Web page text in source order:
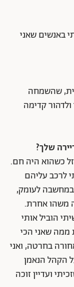
באנשים שאני
שהשמחה
קדימה
שלך?
כשהוא היה חם.
לרכב עליהם
במחשבה לעומק,
משהו אחרת.
הוביל אותי
ממה שאני הכי
בחרטה, ואני
הקהל הנאמן
ועדיין זוכה